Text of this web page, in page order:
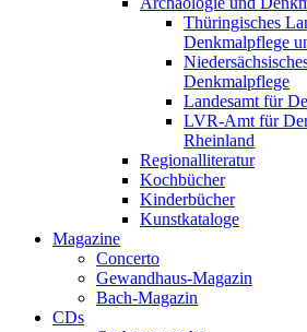
Thüringisches
Denkmalpflege
Denkmalpflege
Landesamt für
LVR-Amt für
Rheinland
Regionalliteratur
Kochbücher
Kinderbücher
Kunstkataloge
Magazine
Concerto
Gewandhaus-Magazin
Bach-Magazin
CDs